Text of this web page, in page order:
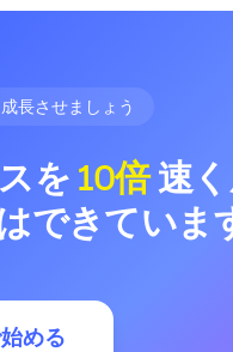
長させましょう
を 10倍速
できていま
める